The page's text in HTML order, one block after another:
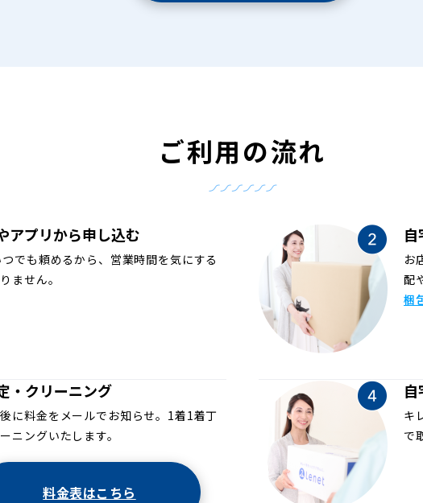
ご利用の流れ
アプリから申し込む
でも頼めるから、営業時間を気にする
ません。
お
配
梱
・クリーニング
に料金をメールでお知らせ。1着1着丁
ニングいたします。
料金表はこちら
キ
で